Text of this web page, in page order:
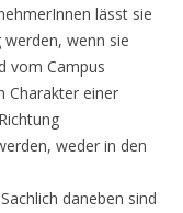
lässt sie
wenn sie
vom Campus
Charakter einer
weder in den
daneben sind